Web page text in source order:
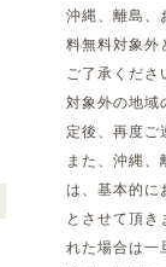
沖縄、離島、
料無料対象外
ご了承くださ
対象外の地域
定後、再度ご
また、沖縄
は、基本的に
とさせて頂
れた場合は一